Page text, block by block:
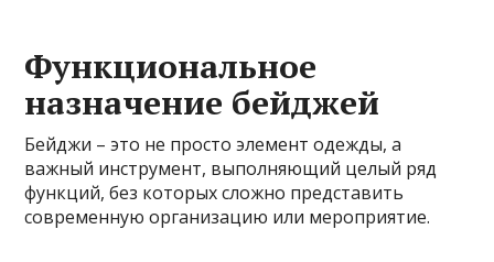
Функциональное
назначение бейджей
Бейджи – это не просто элемент одежды, а
важный инструмент, выполняющий целый ряд
функций, без которых сложно представить
современную организацию или мероприятие.